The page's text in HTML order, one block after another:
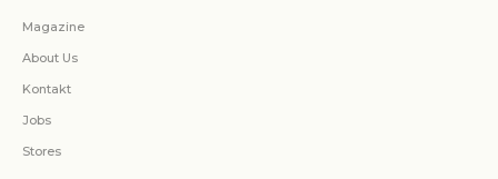
Magazine
About Us
Kontakt
Jobs
Stores